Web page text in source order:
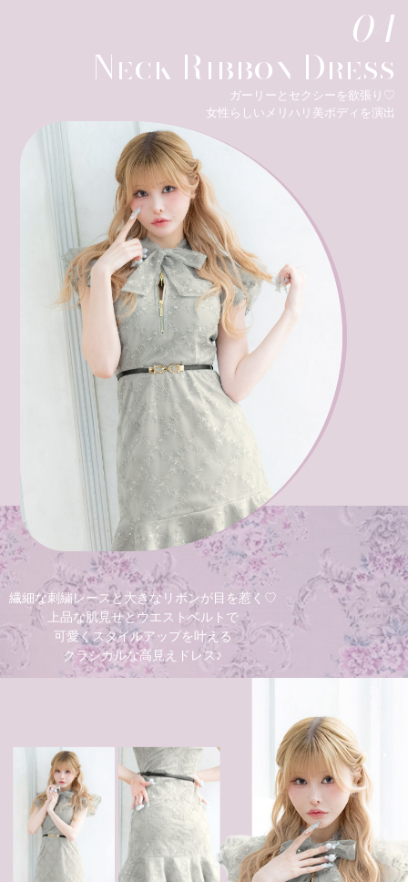
04
Neck Ribbon Dress
ガーリーとセクシーを欲張り♡
女性らしいメリハリ美ボディを演出
繊細な刺繍レースと大きなリボンが目を惹く♡
上品な肌見せとウエストベルトで
可愛くスタイルアップを叶える
クラシカルな高見えドレス♪